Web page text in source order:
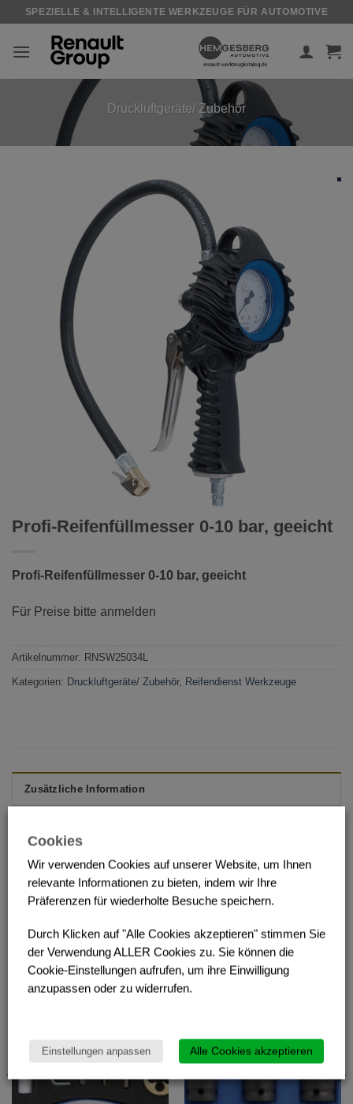
springen
SPEZIELLE & INTELLIGENTE WERKZEUGE FÜR AUTOMOTIVE
Druckluftgeräte/ Zubehör
Profi-Reifenfüllmesser 0-10 bar, geeicht
Profi-Reifenfüllmesser 0-10 bar, geeicht
Für Preise bitte anmelden
Artikelnummer: RNSW25034L
Kategorien: Druckluftgeräte/ Zubehör, Reifendienst Werkzeuge
Zusätzliche Information
RABATTGRUPPE
ÄHNLICHE PRODUKTE
Cookies
Wir verwenden Cookies auf unserer Website, um Ihnen
relevante Informationen zu bieten, indem wir Ihre
Präferenzen für wiederholte Besuche speichern.
Durch Klicken auf "Alle Cookies akzeptieren" stimmen Sie
der Verwendung ALLER Cookies zu. Sie können die
Cookie-Einstellungen aufrufen, um ihre Einwilligung
anzupassen oder zu widerrufen.
Einstellungen anpassen Alle Cookies akzeptieren